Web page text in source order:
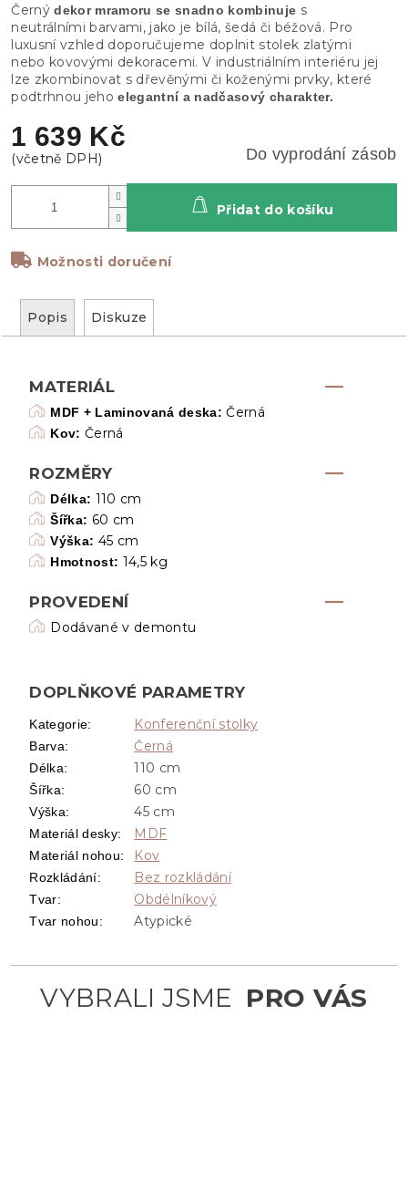
1 639 Kč
Do vyprodání zásob
Možnosti doručení
Přidat do košíku
Černýdekor mramoru se snadno kombinuje s
neutrálními barvami, jako je bílá, šedá či béžová. Pro
luxusní vzhled doporučujeme doplnit stolek zlatými
nebo kovovými dekoracemi. V industriálním interiéru jej
lze zkombinovat s dřevěnými či koženými prvky, které
podtrhnou jehoelegantní a nadčasový charakter.
Popis Diskuze
MATERIÁL
MDF + Laminovaná deska: Černá
Kov: Černá
ROZMĚRY
Délka: 110 cm
Šířka: 60 cm
Výška: 45 cm
Hmotnost: 14,5 kg
PROVEDENÍ
Dodávané v demontu
DOPLŇKOVÉ PARAMETRY
Kategorie: Konferenční stolky
Barva: Černá
Délka: 110 cm
Šířka: 60 cm
Výška: 45 cm
Materiál desky: MDF
Materiál nohou: Kov
Rozkládání: Bez rozkládání
Tvar: Obdélníkový
Tvar nohou: Atypické